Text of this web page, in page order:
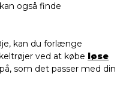
også finde
kan du forlænge
ved at købe
løse
som det passer med din